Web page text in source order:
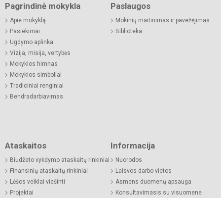
Pagrindinė mokykla
Apie mokyklą
Pasiekimai
Ugdymo aplinka
Vizija, misija, vertybės
Mokyklos himnas
Mokyklos simboliai
Tradiciniai renginiai
Bendradarbiavimas
Paslaugos
Mokinių maitinimas ir pavežėjimas
Biblioteka
Ataskaitos
Biudžeto vykdymo ataskaitų rinkiniai
Finansinių ataskaitų rinkiniai
Lėšos veiklai viešinti
Projektai
Informacija
Nuorodos
Laisvos darbo vietos
Asmens duomenų apsauga
Konsultavimasis su visuomene